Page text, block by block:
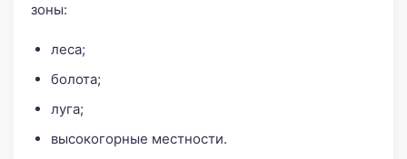
зоны:
леса;
болота;
луга;
высокогорные местности.